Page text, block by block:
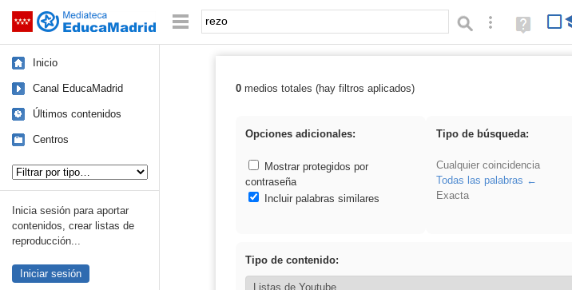
Saltar navegación Palabra o frase: Búsqueda avanzada
Ayuda
(en
Inicio
Canal EducaMadrid
Últimos contenidos
Centros
Inicia sesión para aportar
contenidos, crear listas de
reproducción...
Iniciar sesión
Resultados de: rezo
0medios totales (hay filtros aplicados)
Opciones adicionales:
Mostrar protegidos por
contraseña
Incluir palabras similares
Tipo de búsqueda:
Cualquier coincidencia
Todas las palabras
Exacta
Tipo de contenido: